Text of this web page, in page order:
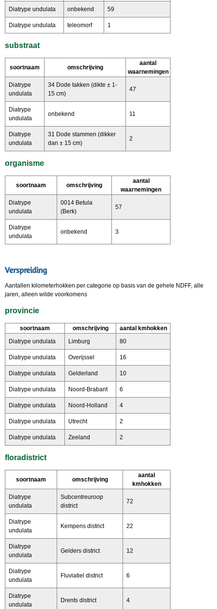
Diatrype undulata
onbekend 59
Diatrype undulata teleomorf 1
substraat
soortnaam omschrijving
aantal
waarnemingen
Diatrype
undulata
34 Dode takken (dikte ± 1-
15 cm)
47
Diatrype
undulata
onbekend 11
Diatrype
undulata
31 Dode stammen (dikker
dan ± 15 cm)
2
organisme
soortnaam omschrijving
aantal
waarnemingen
Diatrype
undulata
0014 Betula
(Berk)
57
Diatrype
undulata
onbekend 3
Verspreiding
Aantallen kilometerhokken per categorie op basis van de gehele NDFF, alle
jaren, alleen wilde voorkomens
provincie
soortnaam omschrijving
aantal kmhokken
Diatrype undulata
Limburg 80
Diatrype undulata Overijssel 16
Diatrype undulata Gelderland 10
Diatrype undulata Noord-Brabant 6
Diatrype undulata Noord-Holland 4
Diatrype undulata Utrecht 2
Diatrype undulata Zeeland 2
floradistrict
soortnaam omschrijving
aantal
kmhokken
Diatrype
undulata
Subcentreuroop
district
72
Diatrype
undulata
Kempens district 22
Diatrype
undulata
Gelders district 12
Diatrype
undulata
Fluviatiel district 6
Diatrype
undulata
Drents district 4